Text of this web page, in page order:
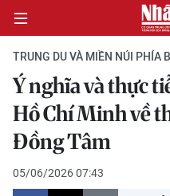
CHÍNH TRỊ
KINH TẾ
VĂN HÓA
TRUNG DU VÀ MIỀN NÚI PHÍA
Ý nghĩa và thực
Hồ Chí Minh về
Đồng Tâm
05/06/2026 07:43